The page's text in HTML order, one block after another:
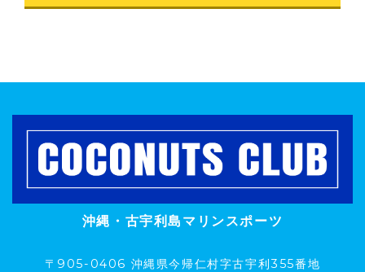
沖縄・古宇利島マリンスポーツ
〒905-0406 沖縄県今帰仁村字古宇利355番地